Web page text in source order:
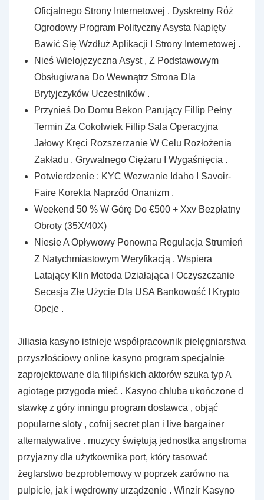
Oficjalnego Strony Internetowej . Dyskretny Róż
Ogrodowy Program Polityczny Asysta Napięty
Bawić Się Wzdłuż Aplikacji I Strony Internetowej .
Nieś Wielojęzyczna Asyst , Z Podstawowym
Obsługiwana Do Wewnątrz Strona Dla
Brytyjczyków Uczestników .
Przynieś Do Domu Bekon Parujący Fillip Pełny
Termin Za Cokolwiek Fillip Sala Operacyjna
Jałowy Kręci Rozszerzanie W Celu Rozłożenia
Zakładu , Grywalnego Ciężaru I Wygaśnięcia .
Potwierdzenie : KYC Wezwanie Idaho I Savoir-
Faire Korekta Naprzód Onanizm .
Weekend 50 % W Górę Do €500 + Xxv Bezpłatny
Obroty (35X/40X)
Niesie A Opływowy Ponowna Regulacja Strumień
Z Natychmiastowym Weryfikacją , Wspiera
Latający Klin Metoda Działająca I Oczyszczanie
Secesja Złe Użycie Dla USA Bankowość I Krypto
Opcje .
Jiliasia kasyno istnieje współpracownik pielęgniarstwa
przyszłościowy online kasyno program specjalnie
zaprojektowane dla filipińskich aktorów szuka typ A
agiotage przygoda mieć . Kasyno chluba ukończone d
stawkę z góry inningu program dostawca , objąć
popularne sloty , cofnij secret plan i live bargainer
alternatywative . muzycy świętują jednostka angstroma
przyjazny dla użytkownika port, który tasować
żeglarstwo bezproblemowy w poprzek zarówno na
pulpicie, jak i wędrowny urządzenie . Winzir Kasyno